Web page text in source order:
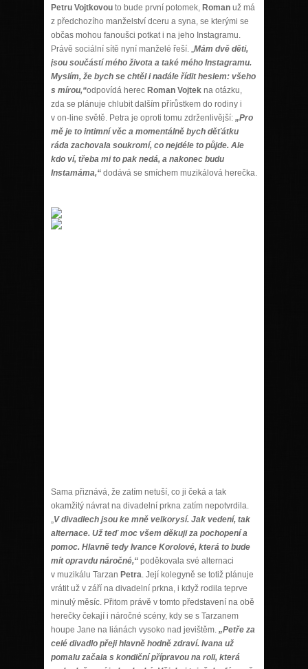
Petru Vojtkovou to bude první potomek, Roman už má
z předchozího manželství dceru a syna, se kterými se
občas mohou fanoušci potkat i na jeho Instagramu.
Právě sociální sítě nyní manželé řeší. „Mám dvě děti,
jsou součástí mého života a také mého Instagramu.
Myslím, že bych se chtěl i nadále řídit heslem: všeho
s mírou,“odpovídá herec Roman Vojtek na otázku,
zda se plánuje chlubit dalším přírůstkem do rodiny i
v on-line světě. Petra je oproti tomu zdrženlivější: „Pro
mě je to intimní věc a momentálně bych děťátku
ráda zachovala soukromí, co nejdéle to půjde. Ale
kdo ví, třeba mi to pak nedá, a nakonec budu
Instamáma,“ dodává se smíchem muzikálová herečka.
Sama přiznává, že zatím netuší, co ji čeká a tak
okamžitý návrat na divadelní prkna zatím nepotvrdila.
„V divadlech jsou ke mně velkorysí. Jak vedení, tak
alternace. Už teď moc všem děkuji za pochopení a
pomoc. Hlavně tedy Ivance Korolové, která to bude
mít opravdu náročné,“ poděkovala své alternaci
v muzikálu Tarzan Petra. Její kolegyně se totiž plánuje
vrátit už v září na divadelní prkna, i když rodila teprve
minulý měsíc. Přitom právě v tomto představení na obě
herečky čekají i náročné scény, kdy se s Tarzanem
houpe Jane na liánách vysoko nad jevištěm. „Petře za
celé divadlo přeji hlavně hodně zdraví. Ivana už
pomalu začala s kondiční přípravou na roli, která